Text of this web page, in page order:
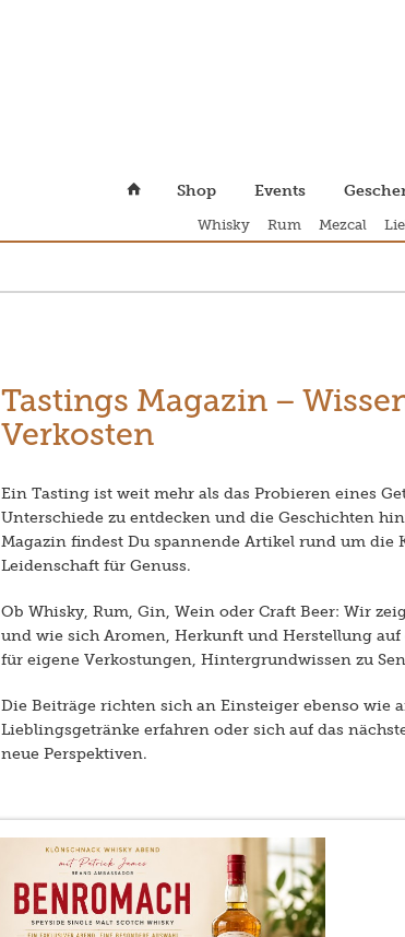
Shop Events
Whisky Rum Mezcal
Tastings Magazin –
Verkosten
Ein Tasting ist weit mehr als das Probieren eines
Unterschiede zu entdecken und die Geschichten
Magazin findest Du spannende Artikel rund um
Leidenschaft für Genuss.
Ob Whisky, Rum, Gin, Wein oder Craft Beer: Wir
und wie sich Aromen, Herkunft und Herstellung
für eigene Verkostungen, Hintergrundwissen zu
Die Beiträge richten sich an Einsteiger ebenso wie
Lieblingsgetränke erfahren oder sich auf das
neue Perspektiven.